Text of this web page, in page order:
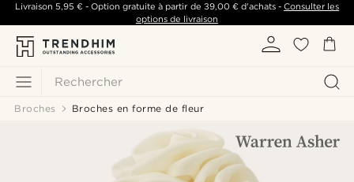
Rechercher
Livraison 5,95 €- Option gratuite à partir de 39,00 €d'achats -Consulter les
options de livraison
Broches Broches en forme de fleur